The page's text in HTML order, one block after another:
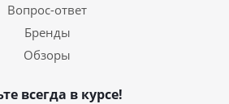
Вопрос-ответ
Бренды
Обзоры
всегда в курсе!